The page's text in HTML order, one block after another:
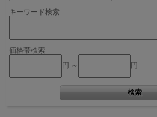
キーワード検索
価格帯検索
円 ～
円